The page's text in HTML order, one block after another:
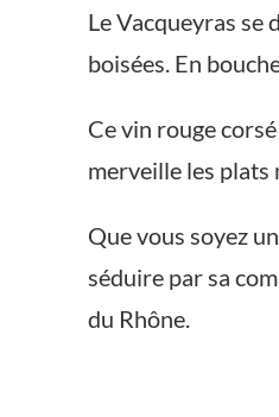
Le Vacqueyras se
boisées. En
Ce vin rouge
merveille les plats
Que vous soyez
séduire par sa
du Rhône.